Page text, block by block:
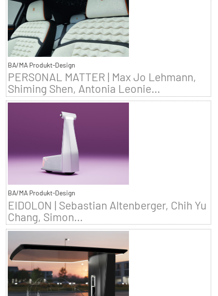
BA/MA Produkt-Design
PERSONAL MATTER | Max Jo Lehmann,
Shiming Shen, Antonia Leonie...
BA/MA Produkt-Design
EIDOLON | Sebastian Altenberger, Chih Yu
Chang, Simon...